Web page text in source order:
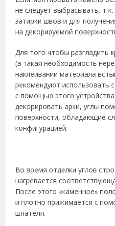
не следует выбрасывать, т.
затирки швов и для
на декорируемой
Для того чтобы разгладить
(а такая необходимость
наклеивании материала
рекомендуют использовать
с помощью этого
декорировать арки, углы
поверхности, обладающие
конфигурацией.
Во время отделки углов
нагревается
После этого «каменное»
и плотно прижимается с
шпателя.